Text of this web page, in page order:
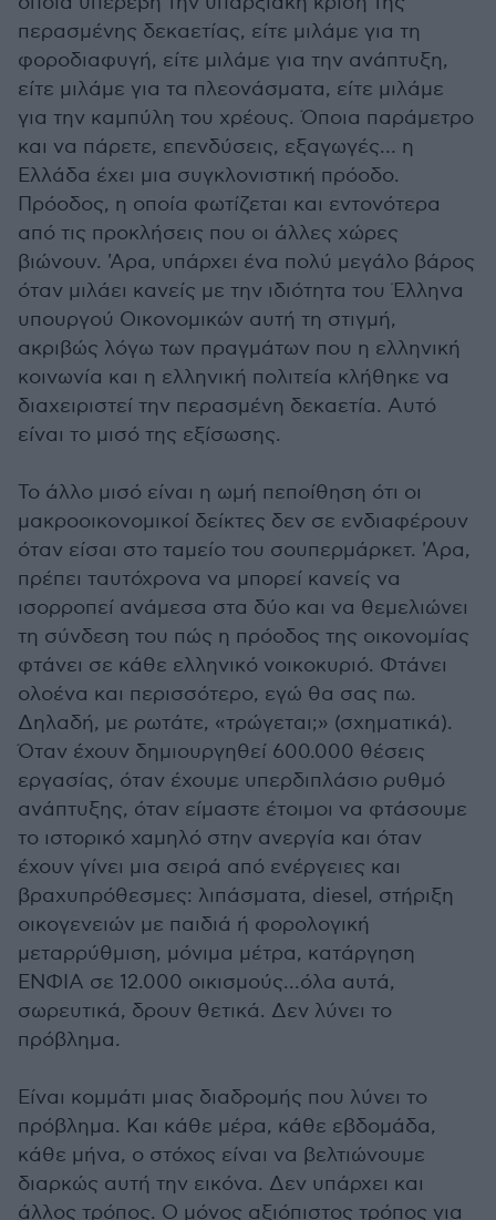
περασμένης δεκαετίας, είτε μιλάμε για τη
φοροδιαφυγή, είτε μιλάμε για την ανάπτυξη,
είτε μιλάμε για τα πλεονάσματα, είτε μιλάμε
για την καμπύλη του χρέους. Όποια παράμετρο
και να πάρετε, επενδύσεις, εξαγωγές… η
Ελλάδα έχει μια συγκλονιστική πρόοδο.
Πρόοδος, η οποία φωτίζεται και εντονότερα
από τις προκλήσεις που οι άλλες χώρες
βιώνουν. 'Αρα, υπάρχει ένα πολύ μεγάλο βάρος
όταν μιλάει κανείς με την ιδιότητα του Έλληνα
υπουργού Οικονομικών αυτή τη στιγμή,
ακριβώς λόγω των πραγμάτων που η ελληνική
κοινωνία και η ελληνική πολιτεία κλήθηκε να
διαχειριστεί την περασμένη δεκαετία. Αυτό
είναι το μισό της εξίσωσης.
Το άλλο μισό είναι η ωμή πεποίθηση ότι οι
μακροοικονομικοί δείκτες δεν σε ενδιαφέρουν
όταν είσαι στο ταμείο του σουπερμάρκετ. 'Αρα,
πρέπει ταυτόχρονα να μπορεί κανείς να
ισορροπεί ανάμεσα στα δύο και να θεμελιώνει
τη σύνδεση του πώς η πρόοδος της οικονομίας
φτάνει σε κάθε ελληνικό νοικοκυριό. Φτάνει
ολοένα και περισσότερο, εγώ θα σας πω.
Δηλαδή, με ρωτάτε, «τρώγεται;» (σχηματικά).
Όταν έχουν δημιουργηθεί 600.000 θέσεις
εργασίας, όταν έχουμε υπερδιπλάσιο ρυθμό
ανάπτυξης, όταν είμαστε έτοιμοι να φτάσουμε
το ιστορικό χαμηλό στην ανεργία και όταν
έχουν γίνει μια σειρά από ενέργειες και
βραχυπρόθεσμες: λιπάσματα, diesel, στήριξη
οικογενειών με παιδιά ή φορολογική
μεταρρύθμιση, μόνιμα μέτρα, κατάργηση
ΕΝΦΙΑ σε 12.000 οικισμούς...όλα αυτά,
σωρευτικά, δρουν θετικά. Δεν λύνει το
πρόβλημα.
Είναι κομμάτι μιας διαδρομής που λύνει το
πρόβλημα. Και κάθε μέρα, κάθε εβδομάδα,
κάθε μήνα, ο στόχος είναι να βελτιώνουμε
διαρκώς αυτή την εικόνα. Δεν υπάρχει και
άλλος τρόπος. Ο μόνος αξιόπιστος τρόπος για